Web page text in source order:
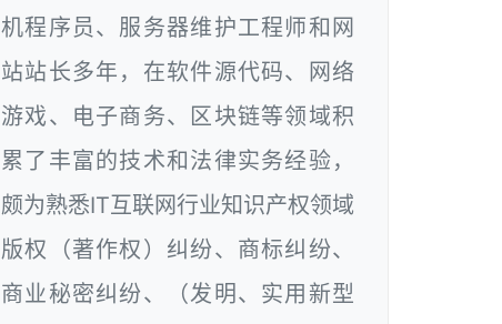
机程序员、服务器维护工程师和网
站站长多年，在软件源代码、网络
游戏、电子商务、区块链等领域积
累了丰富的技术和法律实务经验，
颇为熟悉IT互联网行业知识产权领域
版权（著作权）纠纷、商标纠纷、
商业秘密纠纷、（发明、实用新型